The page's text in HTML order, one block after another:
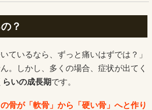
？
ているなら、ずっと痛いはずでは？」
。しかし、多くの場合、症状が出てく
いの成長期です。
骨が「軟骨」から「硬い骨」へと作り